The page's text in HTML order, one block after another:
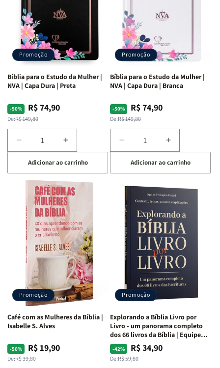
Promoção
Bíblia para o Estudo da Mulher |
NVA | Capa Dura | Preta
-50%
Preço
normal
De:R$ 149,80
Preço
promocional
R$ 74,90
Diminuir
a
quantidade
de
Bíblia
para
Estudo
da
Mulher
NVA
Capa
Dura
|
Preta
Aumentar
a
quantidade
de
Bíblia
para
o
Estudo
da
Mulher
|
NVA
|
Capa
Dura
|
Adicionar ao carrinho
Promoção
Bíblia para o Estudo da Mulher |
NVA | Capa Dura | Branca
-50%
Preço
normal
De:R$ 149,80
Preço
promocional
R$ 74,90
Diminuir
a
quantidade
de
Bíblia
o
Estudo
da
Mulher
NVA
Capa
Dura
|
Aumentar
a
quantidade
de
Bíblia
para
o
Estudo
Mulher
|
NVA
|
Capa
Dura
|
Adicionar ao carrinho
Promoção
Café com as Mulheres da Bíblia |
Isabelle S. Alves
-50%
Preço
normal
De:R$ 39,80
Preço
promocional
R$ 19,90
Promoção
Explorando a Bíblia Livro por
Livro - um panorama completo
dos 66 livros da Bíblia | Equipe
teológica Penkal
-42%
Preço
normal
De:R$ 59,80
Preço
promocional
R$ 34,90